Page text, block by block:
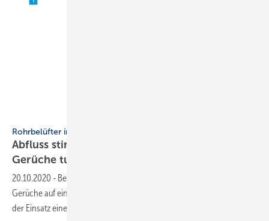
Rohrbelüfter in der Gebäudeentwässerung
Abfluss stinkt: Was kann man gegen schlechte
Gerüche tun?
20.10.2020 - Bei einem leer gesaugten Siphon machen unangenehme
Gerüche auf ein Belüftungsproblem aufmerksam. Abhilfe kann hier
der Einsatz eines Rohrbelüfters